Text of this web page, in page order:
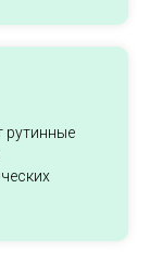
рутинные